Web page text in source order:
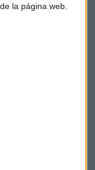
la página web.